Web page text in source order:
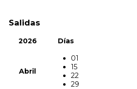
Salidas
2026 Días
Abril
01
15
22
29